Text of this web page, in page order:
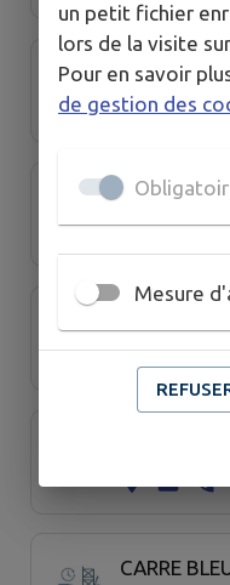
BMW
BOUCHAUD
CARRE
un petit fichier
lors de la visite
Pour en savoir
de gestion des
Mesure